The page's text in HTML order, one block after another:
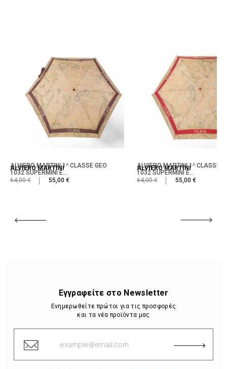
ALVIERO MARTINI
ALVIERO MARTINI 1ᴬ CLASSE GEO
1032 SUPERMINI E...
64,00 €
55,00 €
ALVIERO MARTINI
ALVIERO MARTINI 1ᴬ CLASSE
1032 SUPERMINI E...
64,00 €
55,00 €
Εγγραφείτε στο Newsletter
Ενημερωθείτε πρώτοι για τις προσφορές
και τα νέα προϊόντα μας